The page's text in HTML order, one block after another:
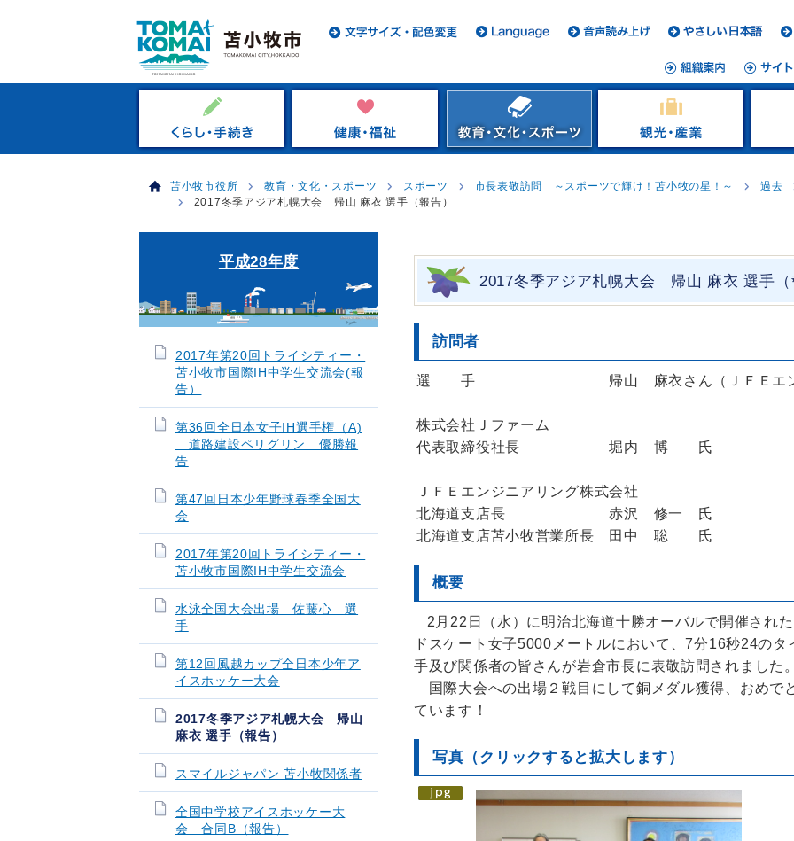
苫小牧市役所 教育・文化・スポーツ スポーツ 市長表敬訪問 ～スポーツで輝け！苫小牧の星！～
過去
2017冬季アジア札幌大会 帰山 麻衣 選手（報告）
2017冬季アジア札幌大会 帰山 麻衣 選手（
訪問者
選 手 帰山 麻衣さん（ＪＦＥエンジ
株式会社Ｊファーム
代表取締役社長 堀内 博 氏
ＪＦＥエンジニアリング株式会社
北海道支店長 赤沢 修一 氏
北海道支店苫小牧営業所長 田中 聡 氏
概要
2月22日（水）に明治北海道十勝オーバルで開催され
ドスケート女子5000メートルにおいて、7分16秒24の
手及び関係者の皆さんが岩倉市長に表敬訪問されました
国際大会への出場２戦目にして銅メダル獲得、おめで
ています！
写真（クリックすると拡大します）
平成28年度
2017年第20回トライシティー・
苫小牧市国際IH中学生交流会(報
告）
第36回全日本女子IH選手権（A)
道路建設ペリグリン 優勝報
告
第47回日本少年野球春季全国大
会
2017年第20回トライシティー・
苫小牧市国際IH中学生交流会
水泳全国大会出場 佐藤心 選
手
第12回風越カップ全日本少年ア
イスホッケー大会
2017冬季アジア札幌大会 帰山
麻衣 選手（報告）
スマイルジャパン 苫小牧関係者
全国中学校アイスホッケー大
会 合同B（報告）